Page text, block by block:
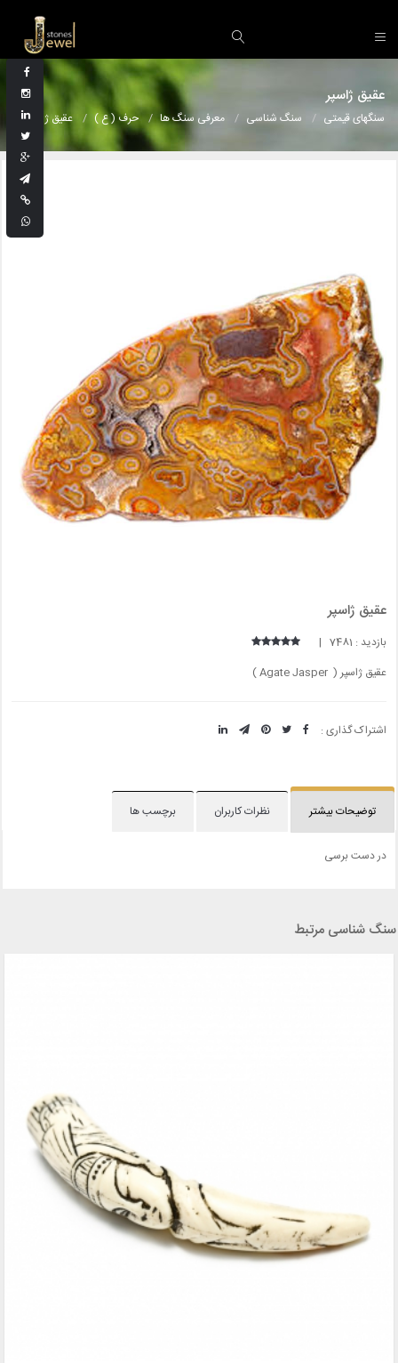
عقیق ژاسپر
سنگهای قیمتی سنگ شناسی معرفی سنگ ها حرف ( ع ) عقیق ژاسپر
عقیق ژاسپر
بازدید : 7481 |
عقیق ژاسپر ( Agate Jasper )
اشتراک گذاری :
توضیحات بیشتر نظرات کاربران برچسب ها
در دست برسی
سنگ شناسی مرتبط